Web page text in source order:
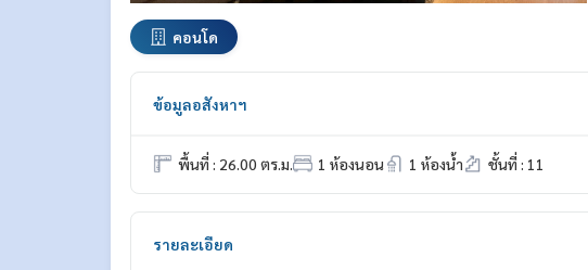
คอนโด
ข้อมูลอสังหาฯ
พื้นที่ : 26.00 ตร.ม. 1 ห้องนอน 1 ห้องน้ำ ชั้นที่ : 11
รายละเอียด